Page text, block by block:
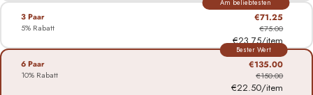
Am beliebtesten
3 Paar
5% Rabatt
€71.25
€75.00
€23.75/item
Bester Wert
6 Paar
10% Rabatt
€135.00
€150.00
€22.50/item